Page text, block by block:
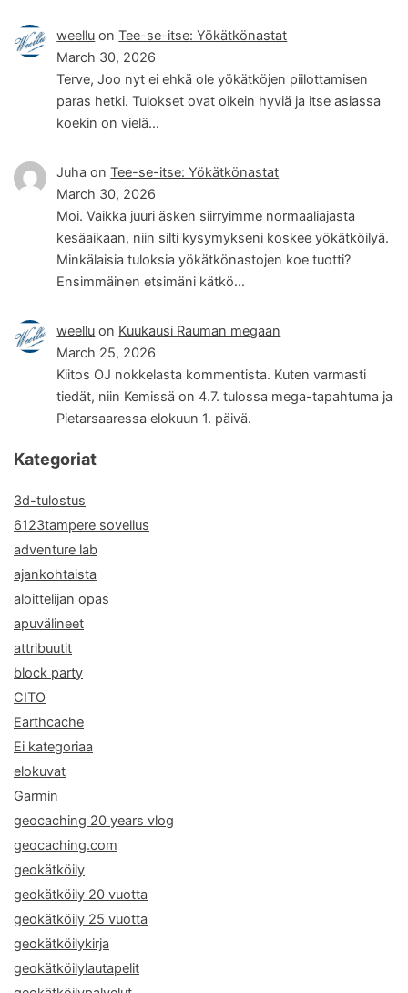
weellu onTee-se-itse: Yökätkönastat
March 30, 2026
Terve, Joo nyt ei ehkä ole yökätköjen piilottamisen
paras hetki. Tulokset ovat oikein hyviä ja itse asiassa
koekin on vielä…
Juha onTee-se-itse: Yökätkönastat
March 30, 2026
Moi. Vaikka juuri äsken siirryimme normaaliajasta
kesäaikaan, niin silti kysymykseni koskee yökätköilyä.
Minkälaisia tuloksia yökätkönastojen koe tuotti?
Ensimmäinen etsimäni kätkö…
weellu on Kuukausi Rauman megaan
March 25, 2026
Kiitos OJ nokkelasta kommentista. Kuten varmasti
tiedät, niin Kemissä on 4.7. tulossa mega-tapahtuma ja
Pietarsaaressa elokuun 1. päivä.
Kategoriat
3d-tulostus
6123tampere sovellus
adventure lab
ajankohtaista
aloittelijan opas
apuvälineet
attribuutit
block party
CITO
Earthcache
Ei kategoriaa
elokuvat
Garmin
geocaching 20 years vlog
geocaching.com
geokätköily
geokätköily 20 vuotta
geokätköily 25 vuotta
geokätköilykirja
geokätköilylautapelit